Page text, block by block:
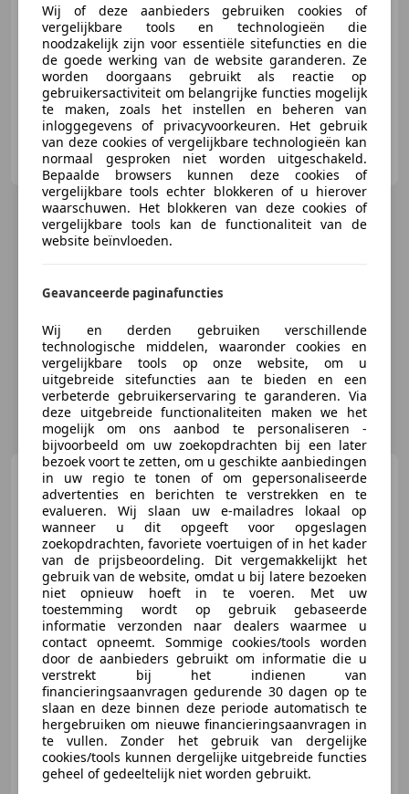
09/2012 128.589 km Benzine
135 kW (184 PK)
Dubois Automotive
NL-4762 AP ZEVENBERGEN
MINI Cooper S Cabrio
2.0 Chili LEER / NAVI / HEAD-UP /
RIJKLAAR!
€ 14.950
03/2017 176.904 km Benzine
141 kW (192 PK)
Eshuis Auto B.V.
NL-7451 PK HOLTEN
Wij of deze aanbieders gebruiken cookies of
vergelijkbare tools en technologieën die
noodzakelijk zijn voor essentiële sitefuncties en die
de goede werking van de website garanderen. Ze
worden doorgaans gebruikt als reactie op
gebruikersactiviteit om belangrijke functies mogelijk
te maken, zoals het instellen en beheren van
inloggegevens of privacyvoorkeuren. Het gebruik
van deze cookies of vergelijkbare technologieën kan
normaal gesproken niet worden uitgeschakeld.
Bepaalde browsers kunnen deze cookies of
vergelijkbare tools echter blokkeren of u hierover
waarschuwen. Het blokkeren van deze cookies of
vergelijkbare tools kan de functionaliteit van de
website beïnvloeden.
Geavanceerde paginafuncties
Wij en derden gebruiken verschillende
technologische middelen, waaronder cookies en
vergelijkbare tools op onze website, om u
uitgebreide sitefuncties aan te bieden en een
verbeterde gebruikerservaring te garanderen. Via
deze uitgebreide functionaliteiten maken we het
mogelijk om ons aanbod te personaliseren -
bijvoorbeeld om uw zoekopdrachten bij een later
bezoek voort te zetten, om u geschikte aanbiedingen
in uw regio te tonen of om gepersonaliseerde
advertenties en berichten te verstrekken en te
evalueren. Wij slaan uw e-mailadres lokaal op
wanneer u dit opgeeft voor opgeslagen
zoekopdrachten, favoriete voertuigen of in het kader
van de prijsbeoordeling. Dit vergemakkelijkt het
gebruik van de website, omdat u bij latere bezoeken
niet opnieuw hoeft in te voeren. Met uw
toestemming wordt op gebruik gebaseerde
informatie verzonden naar dealers waarmee u
contact opneemt. Sommige cookies/tools worden
door de aanbieders gebruikt om informatie die u
verstrekt bij het indienen van
financieringsaanvragen gedurende 30 dagen op te
slaan en deze binnen deze periode automatisch te
hergebruiken om nieuwe financieringsaanvragen in
te vullen. Zonder het gebruik van dergelijke
cookies/tools kunnen dergelijke uitgebreide functies
geheel of gedeeltelijk niet worden gebruikt.